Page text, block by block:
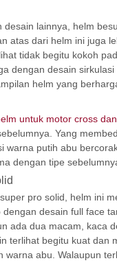
desain lainnya, helm
atas dari helm ini juga
tidak begitu kokoh
dengan desain
helm yang
untuk motor cross
Yang
warna putih abu
dengan tipe
pro solid, helm ini
desain full face
ada dua macam, kaca
terlihat begitu kuat dan
warna abu. Walaupun